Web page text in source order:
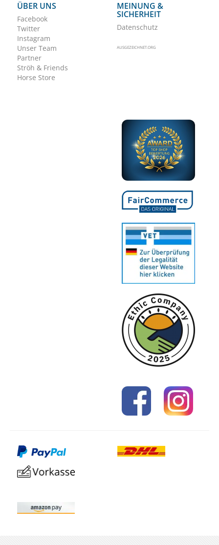
ÜBER UNS
Facebook
Twitter
Instagram
Unser Team
Partner
Ströh & Friends
Horse Store
MEINUNG &
SICHERHEIT
Datenschutz
AUSGEZEICHNET.ORG